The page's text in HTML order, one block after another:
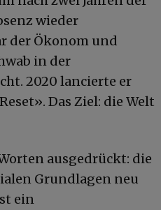
wieder
der Ökonom und
in der
2020 lancierte er
Das Ziel: die Welt
ausgedrückt: die
Grundlagen neu
ein